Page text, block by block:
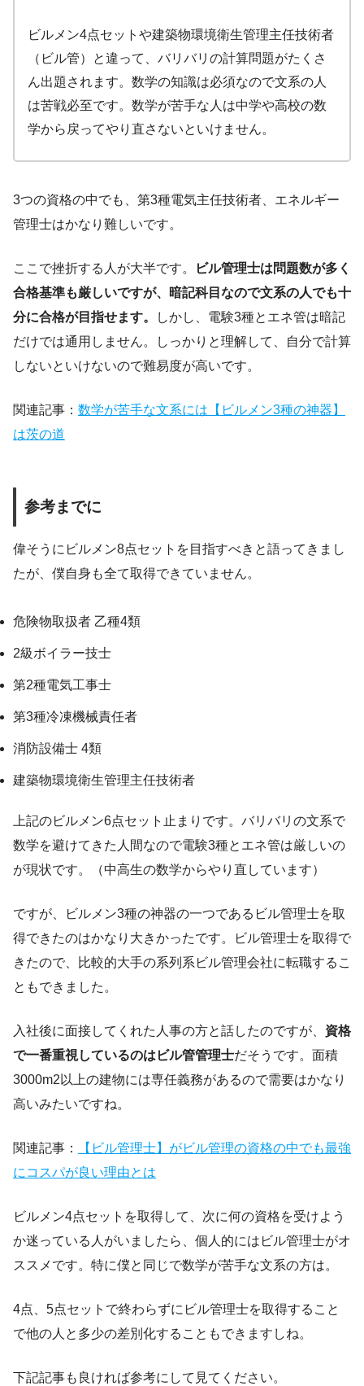
ビルメン4点セットや建築物環境衛生管理主任技術者
（ビル管）と違って、バリバリの計算問題がたくさ
ん出題されます。数学の知識は必須なので文系の人
は苦戦必至です。数学が苦手な人は中学や高校の数
学から戻ってやり直さないといけません。
3つの資格の中でも、第3種電気主任技術者、エネルギー
管理士はかなり難しいです。
ここで挫折する人が大半です。
ビル管理士は問題数が多く
合格基準も厳しいですが、暗記科目なので文系の人でも十
分に合格が目指せます。
しかし、電験3種とエネ管は暗記
だけでは通用しません。しっかりと理解して、自分で計算
しないといけないので難易度が高いです。
関連記事： 数学が苦手な文系には【ビルメン3種の神器】
は茨の道
参考までに
偉そうにビルメン8点セットを目指すべきと語ってきまし
たが、僕自身も全て取得できていません。
危険物取扱者 乙種4類
2級ボイラー技士
第2種電気工事士
第3種冷凍機械責任者
消防設備士 4類
建築物環境衛生管理主任技術者
上記のビルメン6点セット止まりです。バリバリの文系で
数学を避けてきた人間なので電験3種とエネ管は厳しいの
が現状です。（中高生の数学からやり直しています）
ですが、ビルメン3種の神器の一つであるビル管理士を取
得できたのはかなり大きかったです。ビル管理士を取得で
きたので、比較的大手の系列系ビル管理会社に転職するこ
ともできました。
入社後に面接してくれた人事の方と話したのですが、 資格
で一番重視しているのはビル管管理士だそうです。面積
3000m2以上の建物には専任義務があるので需要はかなり
高いみたいですね。
関連記事：
【ビル管理士】がビル管理の資格の中でも最強
にコスパが良い理由とは
ビルメン4点セットを取得して、次に何の資格を受けよう
か迷っている人がいましたら、個人的にはビル管理士がオ
ススメです。特に僕と同じで数学が苦手な文系の方は。
4点、5点セットで終わらずにビル管理士を取得すること
で他の人と多少の差別化することもできますしね。
下記記事も良ければ参考にして見てください。